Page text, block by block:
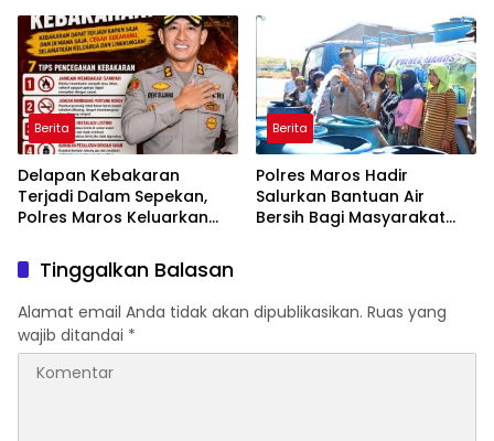
Kondusif
Wabup Takalar: Apresiasi
Bahwa Sejarah Adalah
Warisan yang Tak Ternilai”.
Berita
Delapan Kebakaran
Terjadi Dalam Sepekan,
Polres Maros Keluarkan
Masyarakat
Berita
Polres Maros Hadir
Salurkan Bantuan Air
Bersih Bagi Masyarakat
Tinggalkan Balasan
Alamat email Anda tidak akan dipublikasikan. Ruas yang
wajib ditandai *